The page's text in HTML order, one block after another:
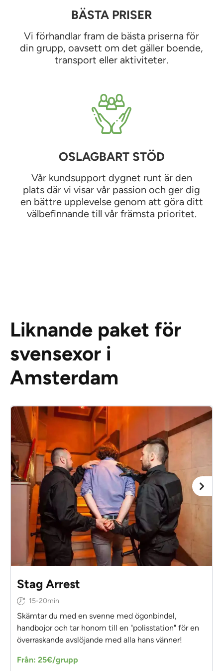
BÄSTA PRISER
Vi förhandlar fram de bästa priserna för
din grupp, oavsett om det gäller boende,
transport eller aktiviteter.
OSLAGBART STÖD
Vår kundsupport dygnet runt är den
plats där vi visar vår passion och ger dig
en bättre upplevelse genom att göra ditt
välbefinnande till vår främsta prioritet.
Liknande paket för
svensexor i
Amsterdam
Stag Arrest
15-20min
Skämtar du med en svenne med ögonbindel,
handbojor och tar honom till en "polisstation" för en
överraskande avslöjande med alla hans vänner!
Från: 25€/grupp